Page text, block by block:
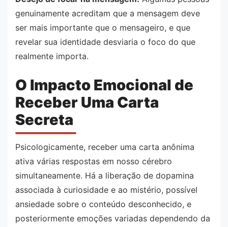
genuinamente acreditam que a mensagem deve
ser mais importante que o mensageiro, e que
revelar sua identidade desviaria o foco do que
realmente importa.
O Impacto Emocional de
Receber Uma Carta
Secreta
Psicologicamente, receber uma carta anônima
ativa várias respostas em nosso cérebro
simultaneamente. Há a liberação de dopamina
associada à curiosidade e ao mistério, possível
ansiedade sobre o conteúdo desconhecido, e
posteriormente emoções variadas dependendo da